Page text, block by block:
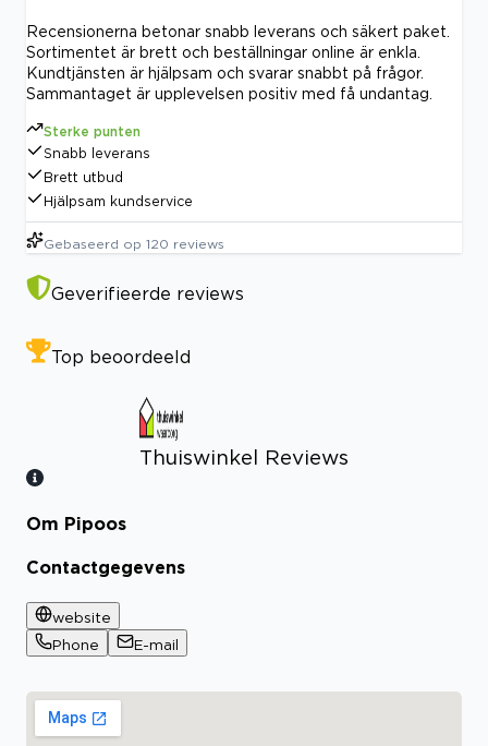
Recensionerna betonar snabb leverans och säkert paket.
Sortimentet är brett och beställningar online är enkla.
Kundtjänsten är hjälpsam och svarar snabbt på frågor.
Sammantaget är upplevelsen positiv med få undantag.
Sterke punten
Snabb leverans
Brett utbud
Hjälpsam kundservice
Gebaseerd op 120 reviews
Geverifieerde reviews
Top beoordeeld
Thuiswinkel Reviews
Bekijk certificaat
Om Pipoos
Contactgegevens
website
Phone
E-mail